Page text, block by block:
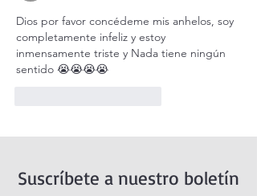
Dios por favor concédeme mis anhelos, soy
completamente infeliz y estoy
inmensamente triste y Nada tiene ningún
sentido 😭😭😭😭
Suscríbete a nuestro boletín